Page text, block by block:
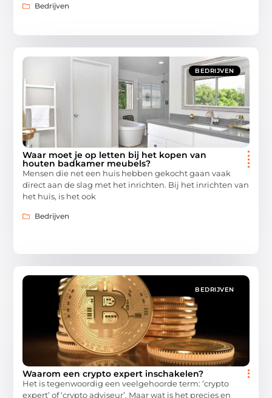
Bedrijven
BEDRIJVEN
Waar moet je op letten bij het kopen van
houten badkamer meubels?
Mensen die net een huis hebben gekocht gaan vaak
direct aan de slag met het inrichten. Bij het inrichten van
het huis, is het ook
Bedrijven
BEDRIJVEN
Waarom een crypto expert inschakelen?
Het is tegenwoordig een veelgehoorde term: ‘crypto
expert’ of ‘crypto adviseur’. Maar wat is het precies en